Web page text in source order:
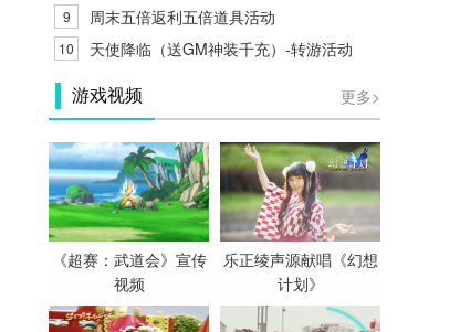
9 周末五倍返利五倍道具活动
10 天使降临（送GM神装千充）-转游活动
游戏视频 更多>
《超赛：武道会》宣传
视频
乐正绫声源献唱《幻想
计划》